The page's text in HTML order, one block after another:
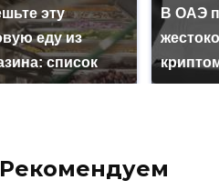
эту
еду из
список
В ОАЭ
Рекомендуем